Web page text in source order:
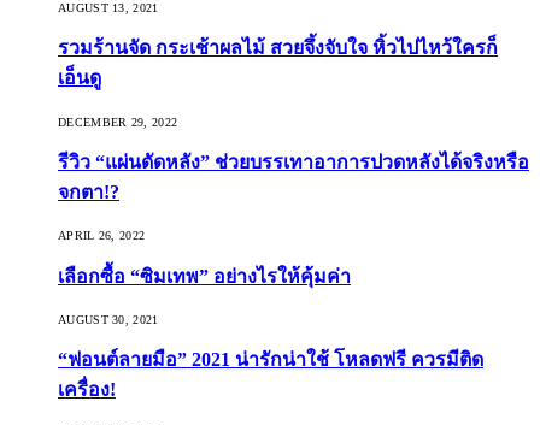
AUGUST 13, 2021
รวมร้านจัด กระเช้าผลไม้ สวยจึ้งจับใจ หิ้วไปไหว้ใครก็
เอ็นดู
DECEMBER 29, 2022
รีวิว “แผ่นดัดหลัง” ช่วยบรรเทาอาการปวดหลังได้จริงหรือ
จกตา!?
APRIL 26, 2022
เลือกซื้อ “ซิมเทพ” อย่างไรให้คุ้มค่า
AUGUST 30, 2021
“ฟอนต์ลายมือ” 2021 น่ารักน่าใช้ โหลดฟรี ควรมีติด
เครื่อง!